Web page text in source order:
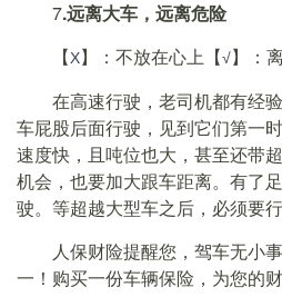
7.远离大车，远离危险
【Χ】：不放在心上【√】：
在高速行驶，老司机都有经验
车屁股后面行驶，见到它们第一
速度快，且吨位也大，甚至还带
机会，也要加大跟车距离。有了
驶。等超越大型车之后，必须要
人保财险提醒您，驾车无小事
一！购买一份车辆保险，为您的